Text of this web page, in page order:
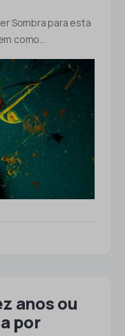
Sombra para esta
como…
anos ou
por